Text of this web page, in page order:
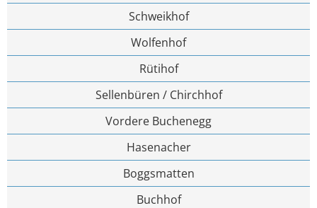
Schweikhof
Wolfenhof
Rütihof
Sellenbüren / Chirchhof
Vordere Buchenegg
Hasenacher
Boggsmatten
Buchhof